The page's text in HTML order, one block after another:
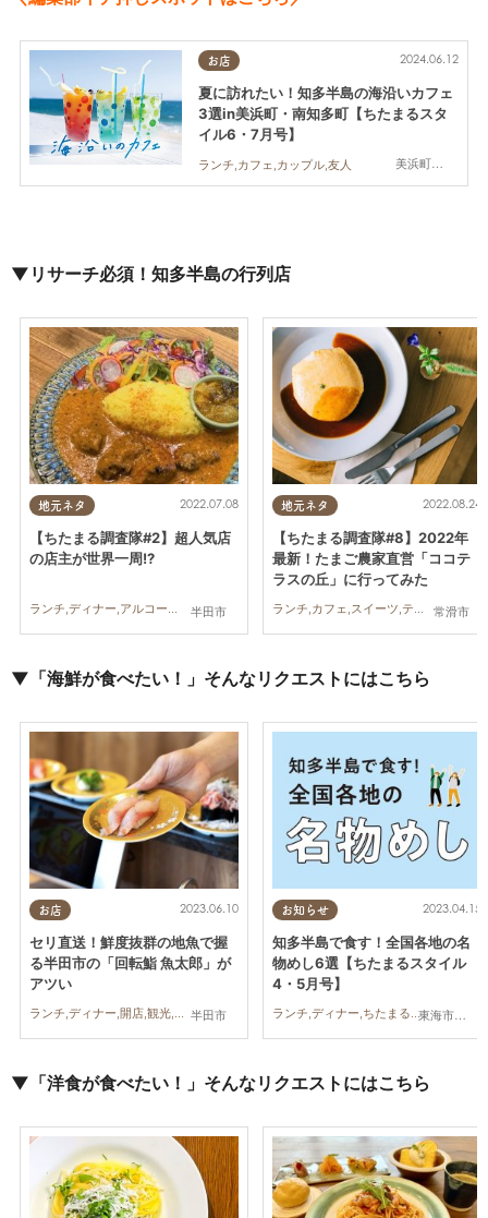
お店
美浜町,南知多町
2024.06.12
夏に訪れたい！知多半島の海沿いカフェ
3選in美浜町・南知多町【ちたまるスタ
イル6・7月号】
ランチ,カフェ,カップル,友人
▼リサーチ必須！知多半島の行列店
地元ネタ
半田市
2022.07.08
【ちたまる調査隊#2】超人気店
の店主が世界一周!?
ランチ,ディナー,アルコール,ちたまる調査隊,夫婦,家族,カップル,おひとりさま,友人,トレンド,カレー,半田市
地元ネタ
常滑市
2022.08.24
【ちたまる調査隊#8】2022年
最新！たまご農家直営「ココテ
ラスの丘」に行ってみた
ランチ,カフェ,スイーツ,テイクアウト,ちたまる調査隊,行ってみたレポ,親子,夫婦,カップル,おひとりさま,友人,トレンド,プリン,洋菓子,オムライス,自動販売機
▼「海鮮が食べたい！」そんなリクエストにはこちら
お店
半田市
2023.06.10
セリ直送！鮮度抜群の地魚で握
る半田市の「回転鮨 魚太郎」が
アツい
ランチ,ディナー,開店,観光,まちネタ
お知らせ
東海市,武豊町,南知多町,常滑市
2023.04.15
知多半島で食す！全国各地の名
物めし6選【ちたまるスタイル
4・5月号】
ランチ,ディナー,ちたまるスタイル掲載店,まとめ記事
▼「洋食が食べたい！」そんなリクエストにはこちら